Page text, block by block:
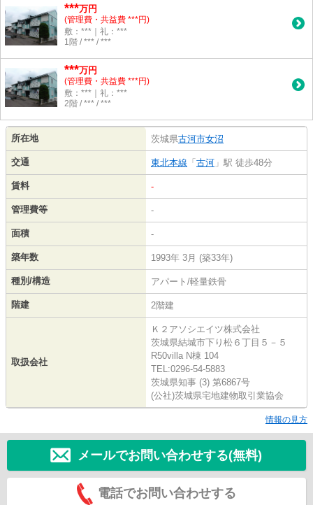
***万円
(管理費・共益費 ***円)
敷：***｜礼：***
1階 / *** / ***
***万円
(管理費・共益費 ***円)
敷：***｜礼：***
2階 / *** / ***
所在地 茨城県古河市女沼
交通 東北本線 「 古河 」駅 徒歩48分
賃料 -
管理費等 -
面積 -
築年数 1993年 3月 (築33年)
種別/構造 アパート/軽量鉄骨
階建 2階建
取扱会社
Ｋ２アソシエイツ株式会社
茨城県結城市下り松６丁目５－５
R50villa N棟 104
TEL:0296-54-5883
茨城県知事 (3) 第6867号
(公社)茨城県宅地建物取引業協会
情報の見方
メールでお問い合わせする(無料)
電話でお問い合わせする